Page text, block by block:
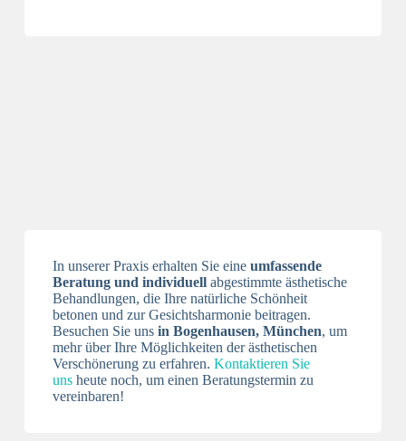
In unserer Praxis erhalten Sie eineumfassende
Beratung und individuell abgestimmte ästhetische
Behandlungen, die Ihre natürliche Schönheit
betonen und zur Gesichtsharmonie beitragen.
Besuchen Sie unsin Bogenhausen, München, um
mehr über Ihre Möglichkeiten der ästhetischen
Verschönerung zu erfahren. Kontaktieren Sie
unsheute noch, um einen Beratungstermin zu
vereinbaren!